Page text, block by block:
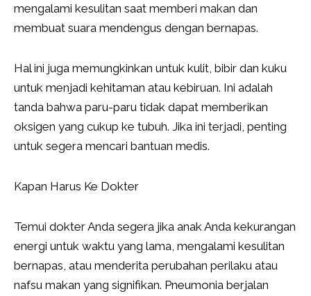
mengalami kesulitan saat memberi makan dan
membuat suara mendengus dengan bernapas.
Hal ini juga memungkinkan untuk kulit, bibir dan kuku
untuk menjadi kehitaman atau kebiruan. Ini adalah
tanda bahwa paru-paru tidak dapat memberikan
oksigen yang cukup ke tubuh. Jika ini terjadi, penting
untuk segera mencari bantuan medis.
Kapan Harus Ke Dokter
Temui dokter Anda segera jika anak Anda kekurangan
energi untuk waktu yang lama, mengalami kesulitan
bernapas, atau menderita perubahan perilaku atau
nafsu makan yang signifikan. Pneumonia berjalan